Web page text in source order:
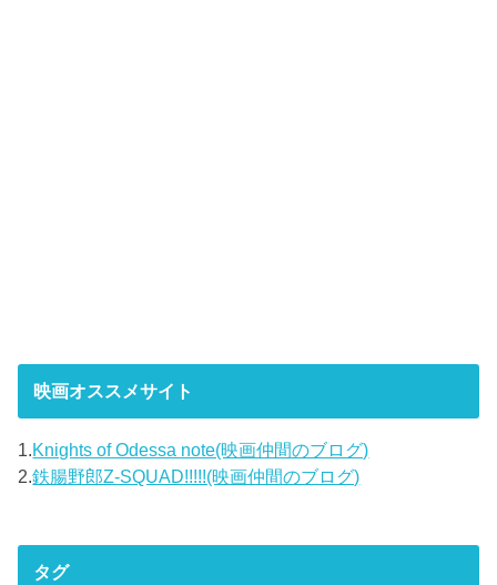
映画オススメサイト
1.Knights of Odessa note(映画仲間のブログ)
2.鉄腸野郎Z-SQUAD!!!!!(映画仲間のブログ)
タグ